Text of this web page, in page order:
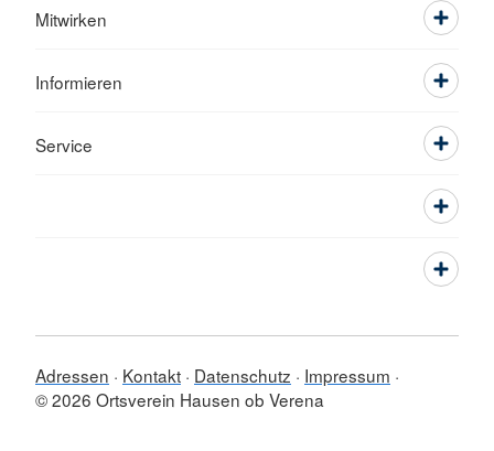
Mitwirken
Informieren
Service
Adressen Kontakt Datenschutz
Impressum
© 2026 Ortsverein Hausen ob Verena